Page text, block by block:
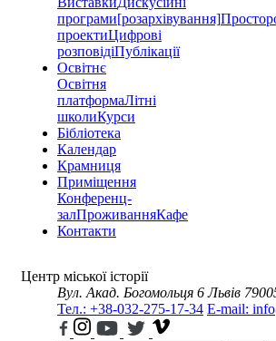
програми[розархівування]
проектиЦифрові
розповідіПублікації
Освітнє
Освітня
платформаЛітні
школиКурси
Бібліотека
Календар
Крамниця
Приміщення
Конференц-
залПроживанняКафе
Контакти
Центр міської історії
Вул. Акад. Богомольця 6 Львів
Тел.: +38-032-275-17-34 E-mail: